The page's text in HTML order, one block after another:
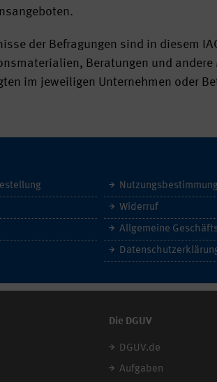
der Befragungen sind in diesem
Beratungen und
im jeweiligen Unternehmen oder
Widerruf
Die DGUV
DGUV.de
Aufgaben